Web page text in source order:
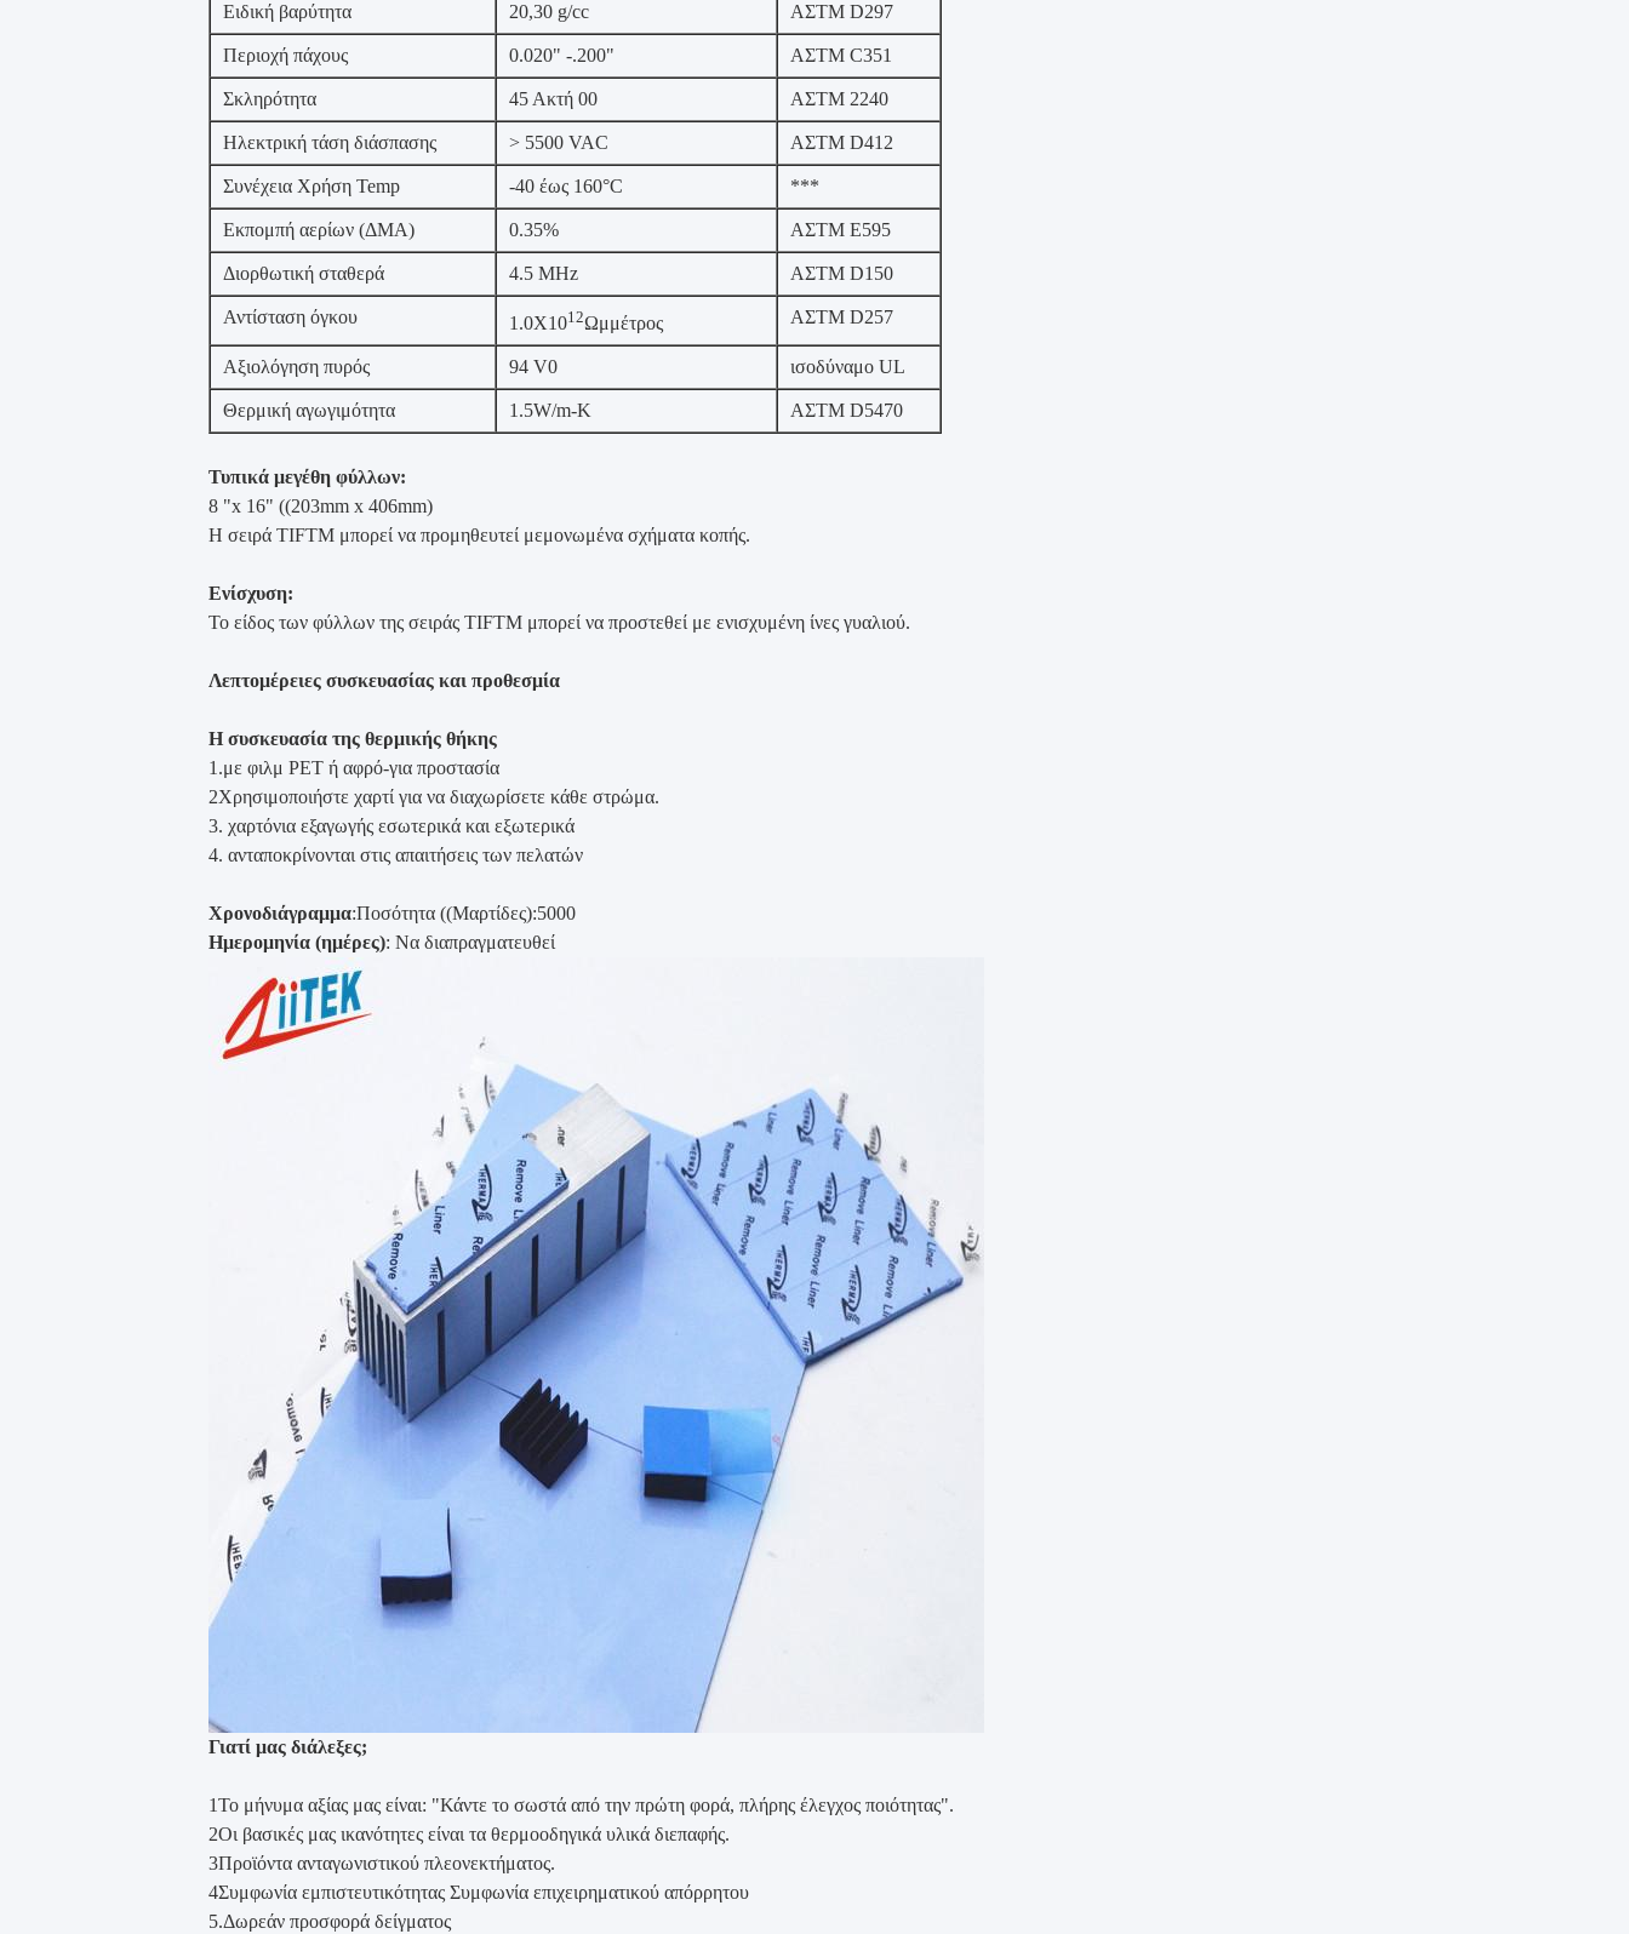
Ειδική βαρύτητα 20,30 g/cc ΑΣTM D297
Περιοχή πάχους 0.020" -.200" ΑΣTM C351
Σκληρότητα 45 Ακτή 00 ΑΣTM 2240
Ηλεκτρική τάση διάσπασης > 5500 VAC ΑΣTM D412
Συνέχεια Χρήση Temp -40 έως 160°C ***
Εκπομπή αερίων (ΔΜΑ) 0.35% ΑΣTM E595
Διορθωτική σταθερά 4.5 MHz ΑΣTM D150
Αντίσταση όγκου 1.0X1012Ωμμέτρος ΑΣTM D257
Αξιολόγηση πυρός 94 V0 ισοδύναμο UL
Θερμική αγωγιμότητα 1.5W/m-K ΑΣTM D5470
Τυπικά μεγέθη φύλλων:
8 "x 16" ((203mm x 406mm)
Η σειρά TIFTM μπορεί να προμηθευτεί μεμονωμένα σχήματα κοπής.
Ενίσχυση:
Το είδος των φύλλων της σειράς TIFTM μπορεί να προστεθεί με ενισχυμένη ίνες γυαλιού.
Λεπτομέρειες συσκευασίας και προθεσμία
Η συσκευασία της θερμικής θήκης
1.με φιλμ PET ή αφρό-για προστασία
2Χρησιμοποιήστε χαρτί για να διαχωρίσετε κάθε στρώμα.
3. χαρτόνια εξαγωγής εσωτερικά και εξωτερικά
4. ανταποκρίνονται στις απαιτήσεις των πελατών
Χρονοδιάγραμμα:Ποσότητα ((Μαρτίδες):5000
Ημερομηνία (ημέρες): Να διαπραγματευθεί
Γιατί μας διάλεξες;
1Το μήνυμα αξίας μας είναι: "Κάντε το σωστά από την πρώτη φορά, πλήρης έλεγχος ποιότητας".
2Οι βασικές μας ικανότητες είναι τα θερμοοδηγικά υλικά διεπαφής.
3Προϊόντα ανταγωνιστικού πλεονεκτήματος.
4Συμφωνία εμπιστευτικότητας Συμφωνία επιχειρηματικού απόρρητου
5.Δωρεάν προσφορά δείγματος